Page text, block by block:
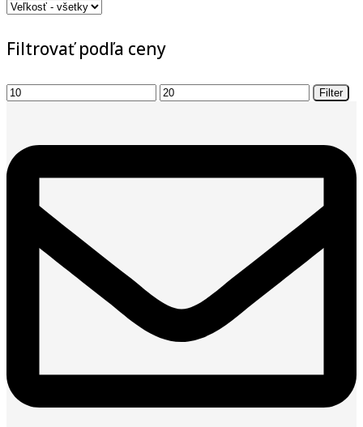
Filtrovať podľa ceny
Minimálna
Maximálna
Filter